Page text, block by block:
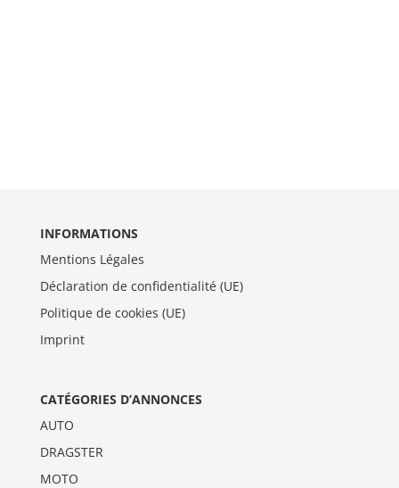
INFORMATIONS
Mentions Légales
Déclaration de confidentialité (UE)
Politique de cookies (UE)
Imprint
CATÉGORIES D’ANNONCES
AUTO
DRAGSTER
MOTO